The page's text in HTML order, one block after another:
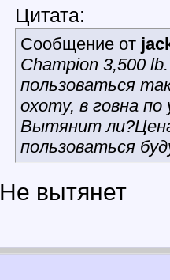
Цитата:
Сообщение от
Champion 3,500
пользоваться
охоту, в говна по
Вытянит
пользоваться
Не вытянет